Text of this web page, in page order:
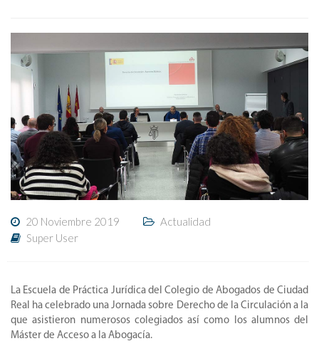
20 Noviembre 2019
Actualidad
Super User
La Escuela de Práctica Jurídica del Colegio de Abogados de Ciudad
Real ha celebrado una Jornada sobre Derecho de la Circulación a la
que asistieron numerosos colegiados así como los alumnos del
Máster de Acceso a la Abogacía.